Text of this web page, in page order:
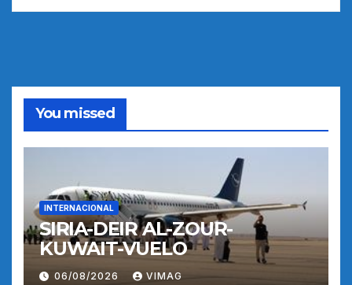
You missed
INTERNACIONAL
SIRIA-DEIR AL-ZOUR-
KUWAIT-VUELO
06/08/2026 VIMAG